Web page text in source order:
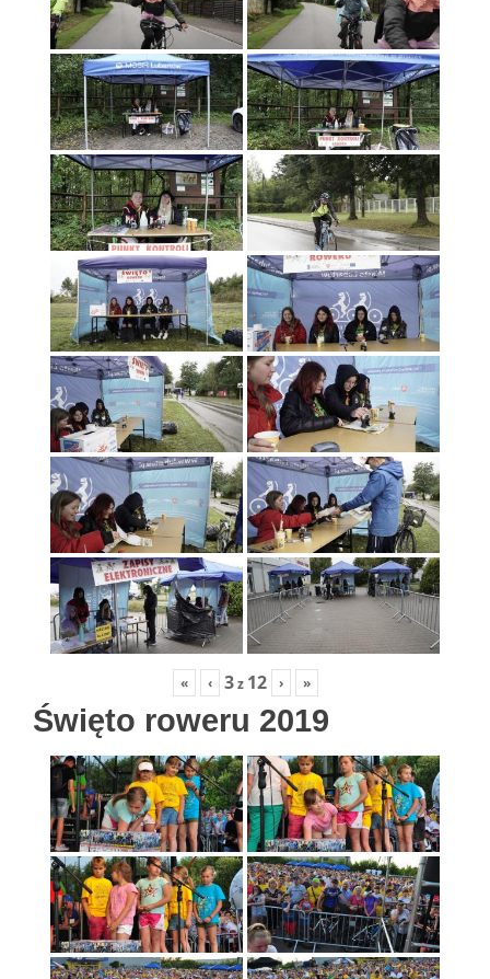
« ‹ 3z 12 › »
Święto roweru 2019